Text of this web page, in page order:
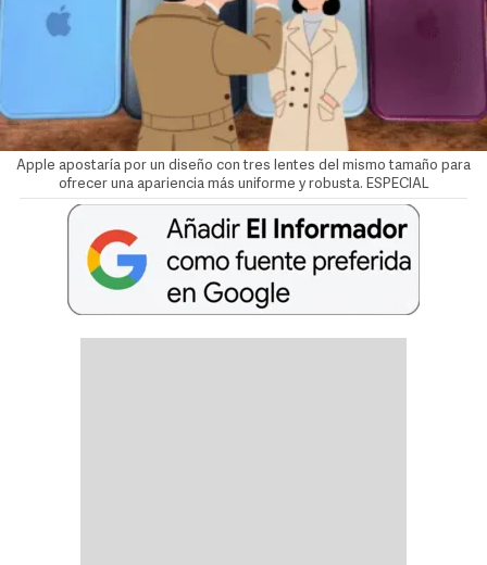
Apple apostaría por un diseño con tres lentes del mismo tamaño para
ofrecer una apariencia más uniforme y robusta. ESPECIAL